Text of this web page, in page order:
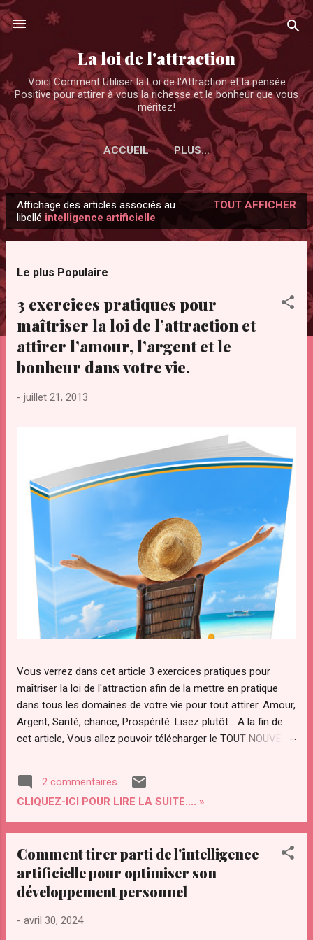
Accéder au contenu principal
La loi de l'attraction
Voici Comment Utiliser la Loi de l'Attraction et la pensée
Positive pour attirer à vous la richesse et le bonheur que vous
méritez!
ACCUEIL PLUS…
r
Affichage des articles associés au
libellé intelligence artificielle
TOUT AFFICHER
Le plus Populaire
3 exercices pratiques pour
maîtriser la loi de l’attraction et
attirer l’amour, l’argent et le
bonheur dans votre vie.
- juillet 21, 2013
Vous verrez dans cet article 3 exercices pratiques pour
maîtriser la loi de l'attraction afin de la mettre en pratique
dans tous les domaines de votre vie pour tout attirer. Amour,
Argent, Santé, chance, Prospérité. Lisez plutôt... A la fin de
cet article, Vous allez pouvoir télécharger le TOUT NOUVEAU
pouvoir d'attraction afin d'attirer Instantanément TOUT ce
que Vous diésiez dans votre vie. Qu’est ce que "le secret"
de la loi de l’attraction et pourquoi ce regain d’intérêt pour
cette loi ? La loi de l’attraction a de plus en plus d’adeptes.
transmis par les sages à travers les âges. Le secret a été
convoité depuis la nuit des temps par des personnes
éclairées pour maîtriser les lois et le fonctionnement de
compris par certains savants dont Gali...
2 commentaires
CLIQUEZ-ICI POUR LIRE LA SUITE.... »
Comment tirer parti de l'intelligence
artificielle pour optimiser son
développement personnel
- avril 30, 2024